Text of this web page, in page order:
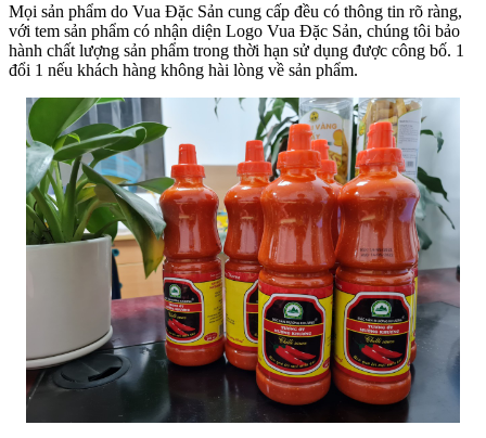
Mọi sản phẩm do Vua Đặc Sản cung cấp đều có thông tin rõ ràng,
với tem sản phẩm có nhận diện Logo Vua Đặc Sản, chúng tôi bảo
hành chất lượng sản phẩm trong thời hạn sử dụng được công bố. 1
đổi 1 nếu khách hàng không hài lòng về sản phẩm.